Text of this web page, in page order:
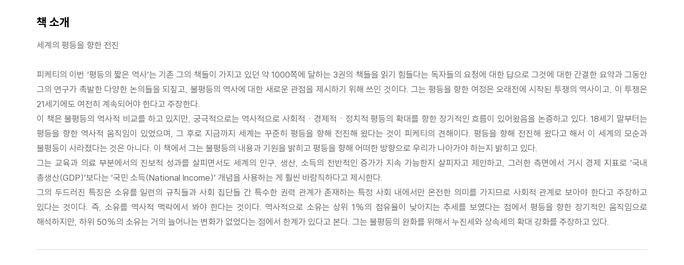
책 소개
세계의 평등을 향한 전진
피케티의 이번 ‘평등의 짧은 역사’는 기존 그의 책들이 가지고 있던 약 1000쪽에 달하는 3권의 책들을 읽기 힘들다는 독자들의 요청에 대한 답으로 그것에 대한 간결한 요약과 그동안
그의 연구가 촉발한 다양한 논의들을 되짚고, 불평등의 역사에 대한 새로운 관점을 제시하기 위해 쓰인 것이다. 그는 평등을 향한 여정은 오래전에 시작된 투쟁의 역사이고, 이 투쟁은
21세기에도 여전히 계속되어야 한다고 주장한다.
이 책은 불평등의 역사적 비교를 하고 있지만, 궁극적으로는 역사적으로 사회적ㆍ경제적ㆍ정치적 평등의 확대를 향한 장기적인 흐름이 있어왔음을 논증하고 있다. 18세기 말부터는
평등을 향한 역사적 움직임이 있었으며, 그 후로 지금까지 세계는 꾸준히 평등을 향해 전진해 왔다는 것이 피케티의 견해이다. 평등을 향해 전진해 왔다고 해서 이 세계의 모순과
불평등이 사라졌다는 것은 아니다. 이 책에서 그는 불평등의 내용과 기원을 밝히고 평등을 향해 어떠한 방향으로 우리가 나아가야 하는지 밝히고 있다.
그는 교육과 의료 부분에서의 진보적 성과를 살피면서도 세계의 인구, 생산, 소득의 전반적인 증가가 지속 가능한지 살피자고 제안하고, 그러한 측면에서 거시 경제 지표로 ‘국내
총생산(GDP)’보다는 ‘국민 소득(National Income)’ 개념을 사용하는 게 훨씬 바람직하다고 제시한다.
그의 두드러진 특징은 소유를 일련의 규칙들과 사회 집단들 간 특수한 권력 관계가 존재하는 특정 사회 내에서만 온전한 의미를 가지므로 사회적 관계로 보아야 한다고 주장하고
있다는 것이다. 즉, 소유를 역사적 맥락에서 봐야 한다는 것이다. 역사적으로 소유는 상위 1%의 점유율이 낮아지는 추세를 보였다는 점에서 평등을 향한 장기적인 움직임으로
해석하지만, 하위 50%의 소유는 거의 늘어나는 변화가 없었다는 점에서 한계가 있다고 본다. 그는 불평등의 완화를 위해서 누진세와 상속세의 확대 강화를 주장하고 있다.